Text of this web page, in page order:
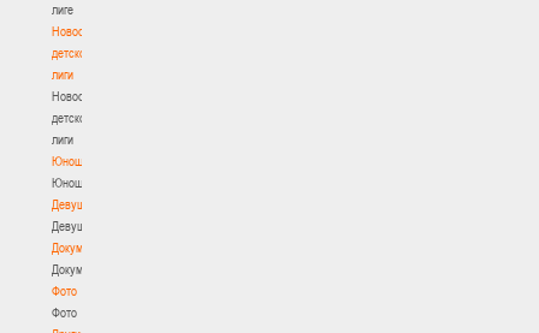
лиге
Новости
детской
лиги
Новости
детской
лиги
Юноши
Юноши
Девушки
Девушки
Документы
Документы
Фото
Фото